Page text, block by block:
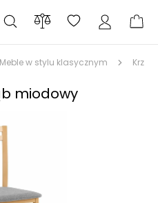
Meble w stylu klasycznym
miodowy